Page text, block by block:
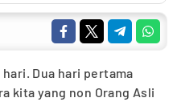
Dua hari pertama
kita yang non Orang Asli